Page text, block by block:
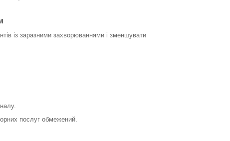
із заразними захворюваннями і зменшувати
послуг обмежений.